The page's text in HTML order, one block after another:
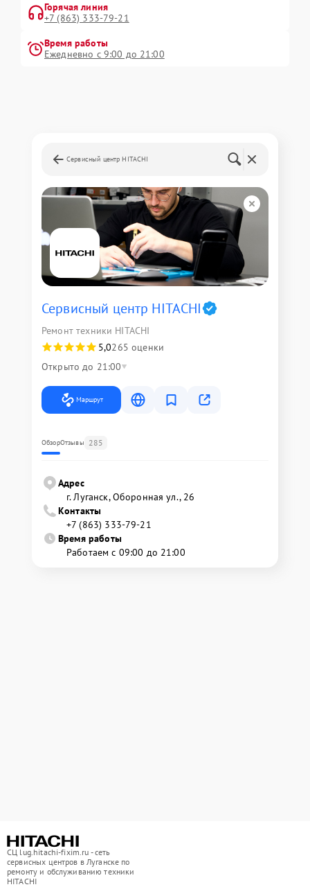
Горячая линия
+7 (863) 333-79-21
Время работы
Ежедневно с 9:00 до 21:00
Сервисный центр HITACHI
Сервисный центр HITACHI
Ремонт техники HITACHI
5,0265 оценки
Открыто до 21:00
Маршрут
ОбзорОтзывы 285
Адрес
г. Луганск, Оборонная ул., 26
Контакты
+7 (863) 333-79-21
Время работы
Работаем с 09:00 до 21:00
СЦ lug.hitachi-fixim.ru - сеть
сервисных центров в Луганске по
ремонту и обслуживанию техники
HITACHI